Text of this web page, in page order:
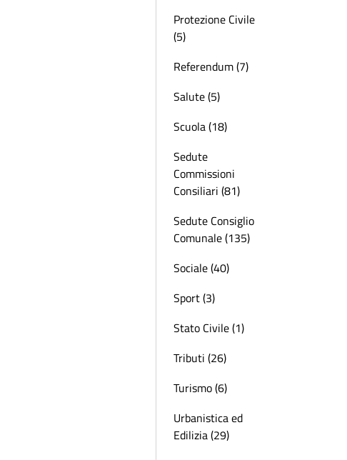
Protezione Civile
(5)
Referendum (7)
Salute (5)
Scuola (18)
Sedute
Commissioni
Consiliari (81)
Sedute Consiglio
Comunale (135)
Sociale (40)
Sport (3)
Stato Civile (1)
Tributi (26)
Turismo (6)
Urbanistica ed
Edilizia (29)